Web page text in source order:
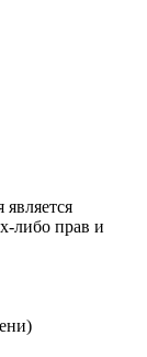
либо прав и